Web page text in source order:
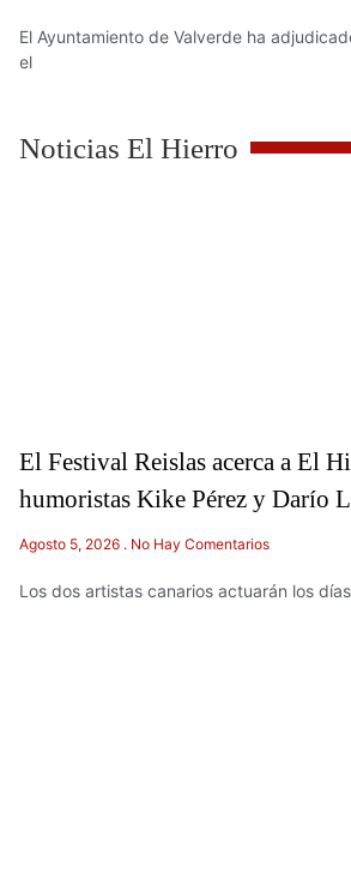
El Ayuntamiento de Valverde ha
el
Noticias El Hierro
El Festival Reislas acerca a El
humoristas Kike Pérez y Darío
Agosto 5, 2026 No Hay Comentarios
Los dos artistas canarios actuarán los